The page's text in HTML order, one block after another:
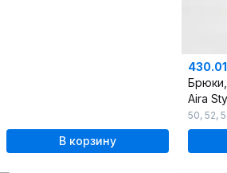
В корзину
Aira
50, 52,